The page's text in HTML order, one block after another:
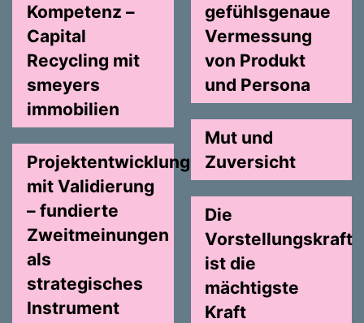
Kompetenz –
Capital
Recycling mit
smeyers
immobilien
Projektentwicklung
mit Validierung
– fundierte
Zweitmeinungen
als
strategisches
Instrument
gefühlsgenaue
Vermessung
von Produkt
und Persona
Mut und
Zuversicht
Die
Vorstellungskraft
ist die
mächtigste
Kraft